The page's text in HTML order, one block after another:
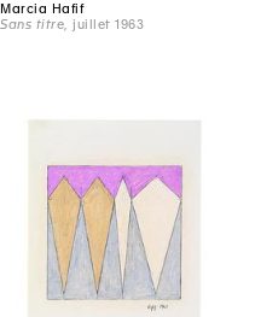
Marcia Hafif
Sans titre , juillet 1963